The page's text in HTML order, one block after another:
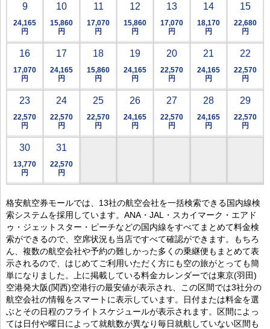
9
24,165
円
10
15,860
円
11
17,070
円
12
15,860
円
13
17,070
円
14
18,170
円
15
22,680
円
16
17,070
円
17
24,165
円
18
15,860
円
19
24,165
円
20
22,570
円
21
24,165
円
22
22,570
円
23
22,570
円
24
22,570
円
25
22,570
円
26
24,165
円
27
22,570
円
28
24,165
円
29
22,570
円
30
13,770
円
31
22,570
円
格安航空券モールでは、13社の航空会社を一括検索できる国内線検
索システムを採用しています。ANA・JAL・スカイマーク・エアド
ゥ・ジェットスター・ピーチなどの国内線をすべてまとめて料金検
索ができるので、空席状況も当店ですべて確認ができます。もちろ
ん、複数の航空会社や予約の難しかった多くの乗継便もまとめて表
示されるので、はじめてご利用いただく方にも空の旅がとっても簡
単になりました。上に掲載している料金カレンダーでは東京(羽田)
空港発大阪(関西)空港行の最安値が表示され、この区間では3社分の
航空会社の情報をスマートに表示しています。日付または料金を選
ぶとその日程のフライトスケジュールが表示されます。区間によっ
ては日付や曜日によって就航数が異なり毎日就航していない区間も